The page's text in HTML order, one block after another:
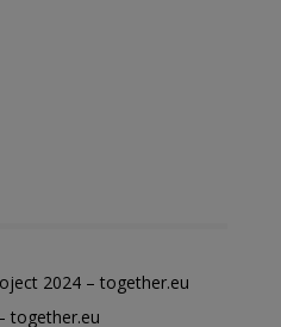
2024 – together.eu
together.eu